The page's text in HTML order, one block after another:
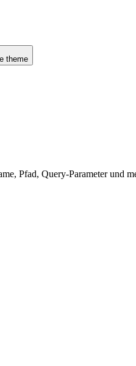
theme
Pfad, Query-Parameter und